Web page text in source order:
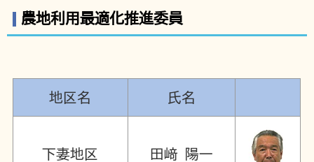
農地利用最適化推進委員
地区名 氏名
下妻地区 田﨑 陽一